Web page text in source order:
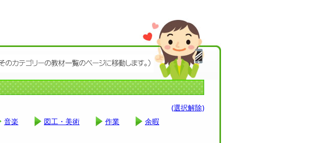
(選択解除)
音楽 図工・美術 作業 余暇